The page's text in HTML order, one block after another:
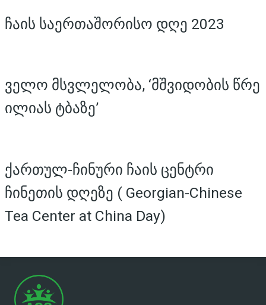
ჩაის საერთაშორისო დღე 2023
ველო მსვლელობა, ‘მშვიდობის წრე
ილიას ტბაზე’
ქართულ-ჩინური ჩაის ცენტრი
ჩინეთის დღეზე ( Georgian-Chinese
Tea Center at China Day)